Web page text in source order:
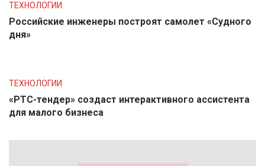
ТЕХНОЛОГИИ
Российские инженеры построят самолет «Судного
дня»
ТЕХНОЛОГИИ
«РТС-тендер» создаст интерактивного ассистента
для малого бизнеса